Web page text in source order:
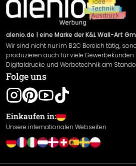
Newsletter An-/Abmeldung
Sendungsverfolgung
Versand & Zahlung
Rücksendung
Widerrufsrecht
Datenschutzerklärung
Gewährleistung
Leistungserklärung / CE-Zeichen
Cookie Einstellungen
alenio.de | eine Marke der K&L Wall-Art
Wir sind nicht nur im B2C Bereich tätig,
produzieren auch für viele
Digitaldrucke und Werbetechnik am
Folge uns
Einkaufen in:
Unsere internationalen Webseiten